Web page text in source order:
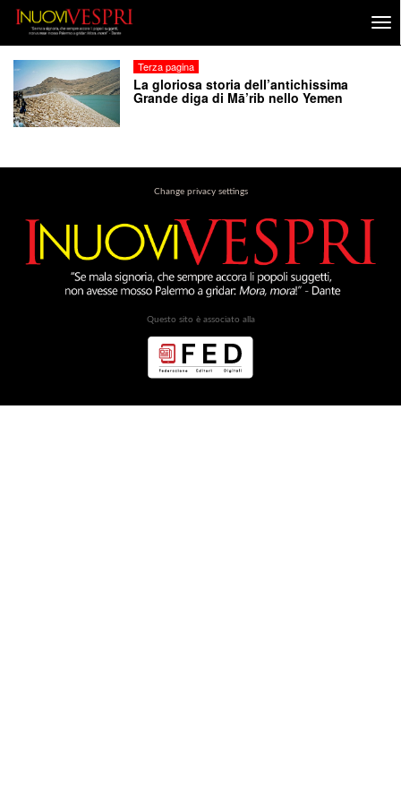
Terza pagina
La gloriosa storia dell’antichissima
Grande diga di Mā’rib nello Yemen
Change privacy settings
Questo sito è associato alla